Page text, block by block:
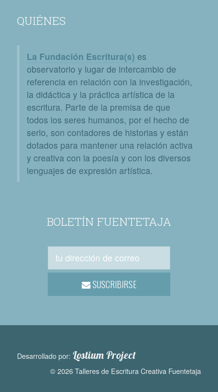
QUIÉNES
La Fundación Escritura(s) es
observatorio y lugar de intercambio de
referencia en relación con la investigación,
la didáctica y la práctica artística de la
escritura. Parte de la premisa de que
todos los seres humanos, por el hecho de
serlo, son contadores de historias y están
dotados para mantener una relación activa
y creativa con la poesía y con los diversos
lenguajes de expresión artística.
BOLETÍN FUENTETAJA
SUSCRIBIRSE
Desarrollado por: Lostium Project
© 2026 Talleres de Escritura Creativa Fuentetaja